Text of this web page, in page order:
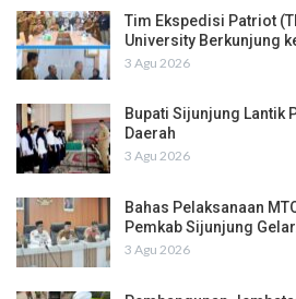
Tim Ekspedisi Patriot
University Berkunjung
3 Agu 2026
Bupati Sijunjung Lantik
Daerah
3 Agu 2026
Bahas Pelaksanaan
Pemkab Sijunjung
3 Agu 2026